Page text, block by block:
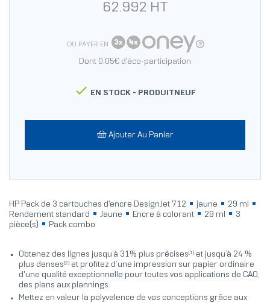
62.992 HT
OU PAYER EN
Dont 0.05€ d'éco-participation
 EN STOCK - PRODUITNEUF
Ajouter Au Panier
HP Pack de 3 cartouches d'encre DesignJet 712 jaune
29 ml
Rendement standard
Jaune Encre à colorant 29 ml
3
pièce(s)
Pack combo
Obtenez des lignes jusqu’à 31% plus précises [1]
et jusqu’à 24 %
plus denses [2]
et profitez d’une impression sur papier ordinaire
d'une qualité exceptionnelle pour toutes vos applications de CAO,
des plans aux plannings.
Mettez en valeur la polyvalence de vos conceptions grâce aux